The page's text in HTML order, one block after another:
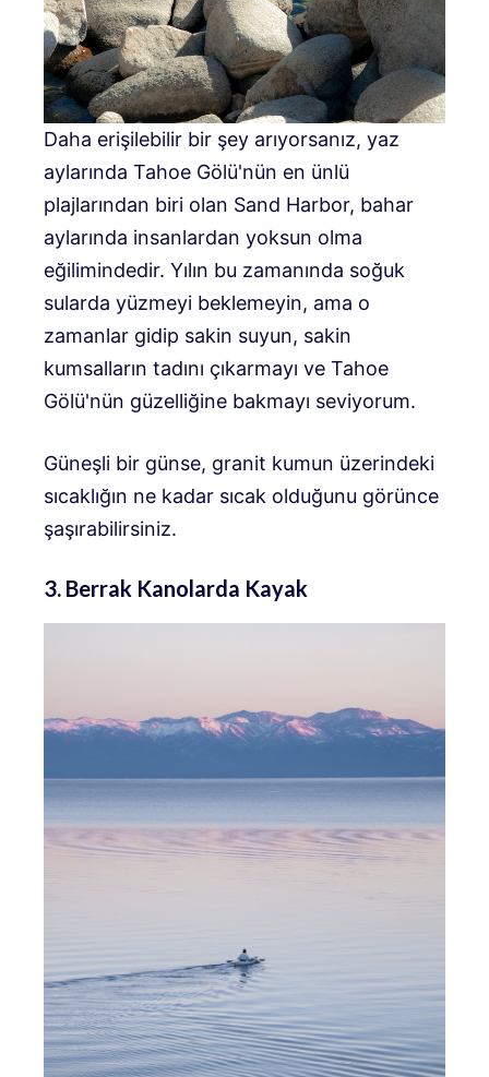
Daha erişilebilir bir şey arıyorsanız, yaz
aylarında Tahoe Gölü'nün en ünlü
plajlarından biri olan Sand Harbor, bahar
aylarında insanlardan yoksun olma
eğilimindedir. Yılın bu zamanında soğuk
sularda yüzmeyi beklemeyin, ama o
zamanlar gidip sakin suyun, sakin
kumsalların tadını çıkarmayı ve Tahoe
Gölü'nün güzelliğine bakmayı seviyorum.
Güneşli bir günse, granit kumun üzerindeki
sıcaklığın ne kadar sıcak olduğunu görünce
şaşırabilirsiniz.
3. Berrak Kanolarda Kayak